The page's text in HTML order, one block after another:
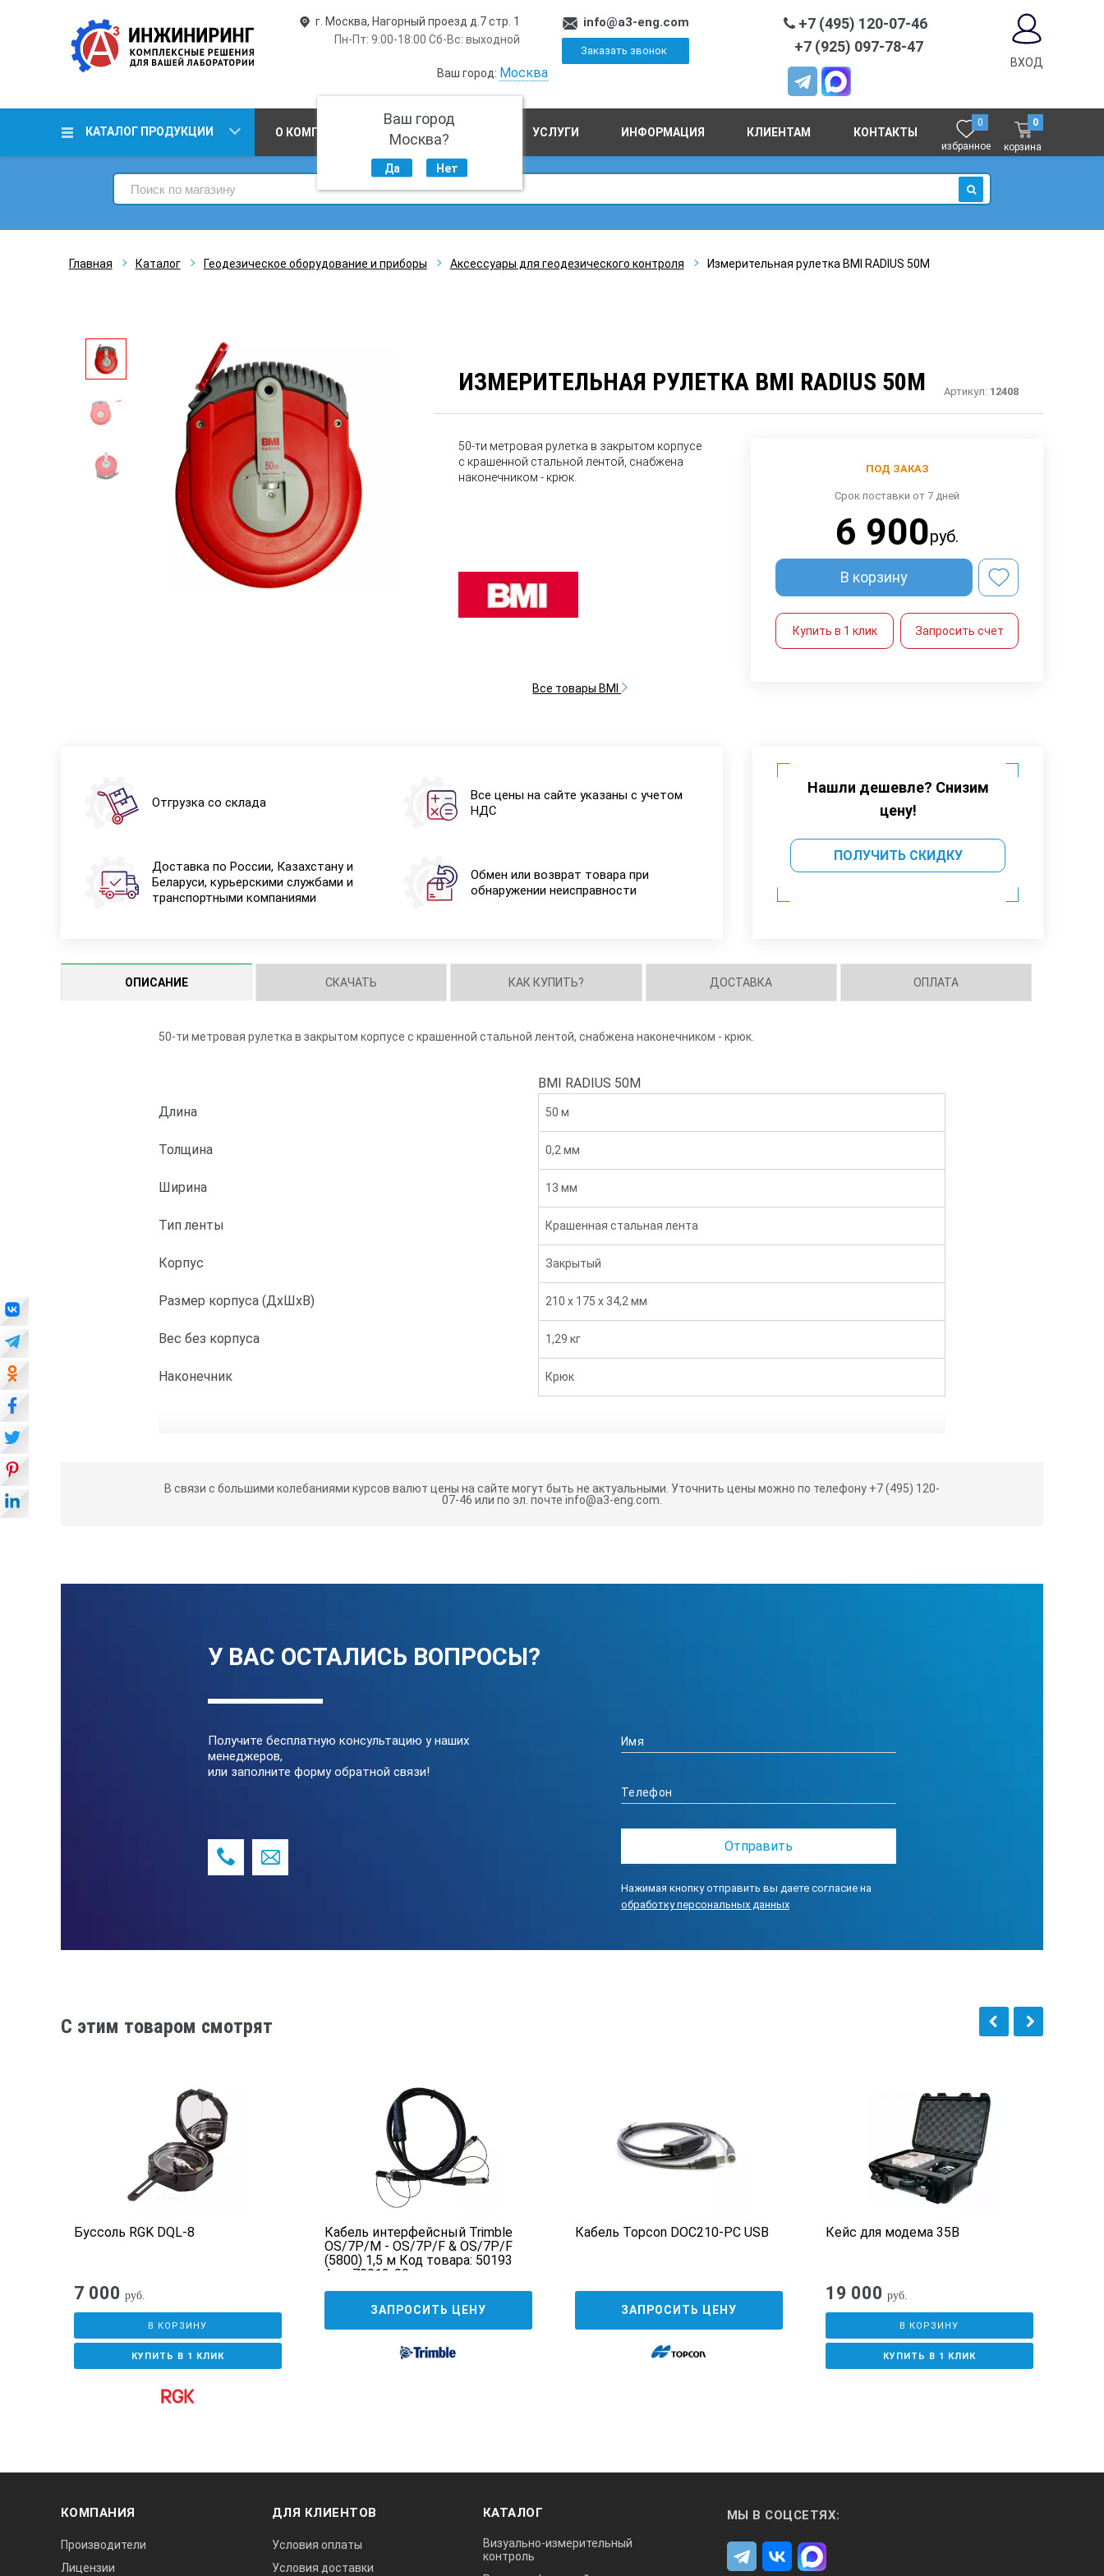
г. Москва, Нагорный проезд д.7 стр. 1
Пн-Пт: 9:00-18:00 Сб-Вс: выходной
Ваш город: Москва
Ваш город
Москва?
Да Нет
info@a3-eng.com
Заказать звонок
+7 (495) 120-07-46
+7 (925) 097-78-47
ВХОД
КАТАЛОГ ПРОДУКЦИИ О КОМПАНИИ ПРОИЗВОДСТВО УСЛУГИ ИНФОРМАЦИЯ КЛИЕНТАМ КОНТАКТЫ
0
избранное
0
корзина
ИСКАТЬ
Главная Каталог Геодезическое оборудование и приборы Аксессуары для геодезического контроля Измерительная рулетка BMI RADIUS 50M
ИЗМЕРИТЕЛЬНАЯ РУЛЕТКА BMI RADIUS 50M Артикул: 12408
50-ти метровая рулетка в закрытом корпусе
с крашенной стальной лентой, снабжена
наконечником - крюк.
Все товары BMI
ПОД ЗАКАЗ
Срок поставки от 7 дней
6 900руб.
В корзину
Купить в 1 клик Запросить счет
Отгрузка со склада
Все цены на сайте указаны с учетом
НДС
Доставка по России, Казахстану и
Беларуси, курьерскими службами и
транспортными компаниями
Обмен или возврат товара при
обнаружении неисправности
Нашли дешевле? Снизим
цену!
ПОЛУЧИТЬ СКИДКУ
ОПИСАНИЕ СКАЧАТЬ КАК КУПИТЬ? ДОСТАВКА ОПЛАТА
50-ти метровая рулетка в закрытом корпусе с крашенной стальной лентой, снабжена наконечником - крюк.
BMI RADIUS 50M
Длина
50 м
Толщина 0,2 мм
Ширина 13 мм
Тип ленты Крашенная стальная лента
Корпус Закрытый
Размер корпуса (ДхШхВ) 210 х 175 х 34,2 мм
Вес без корпуса 1,29 кг
Наконечник Крюк
В связи с большими колебаниями курсов валют цены на сайте могут быть не актуальными. Уточнить цены можно по телефону +7 (495) 120-
07-46 или по эл. почте info@a3-eng.com.
У ВАС ОСТАЛИСЬ ВОПРОСЫ?
Получите бесплатную консультацию у наших
менеджеров,
или заполните форму обратной связи!
Нажимая кнопку отправить вы даете согласие на
обработку персональных данных
C этим товаром смотрят
Буссоль RGK DQL-8
7 000 руб.
В КОРЗИНУ
КУПИТЬ В 1 КЛИК
Кабель интерфейсный Trimble
OS/7P/M - OS/7P/F & OS/7P/F
(5800) 1,5 м Код товара: 50193
Арт. 70012-00
ЗАПРОСИТЬ ЦЕНУ
Кабель Topcon DOC210-PC USB
ЗАПРОСИТЬ ЦЕНУ
Кейс для модема 35В
19 000 руб.
В КОРЗИНУ
КУПИТЬ В 1 КЛИК
КОМПАНИЯ
Производители
Лицензии
ДЛЯ КЛИЕНТОВ
Условия оплаты
Условия доставки
КАТАЛОГ
Визуально-измерительный
контроль
МЫ В СОЦСЕТЯХ: